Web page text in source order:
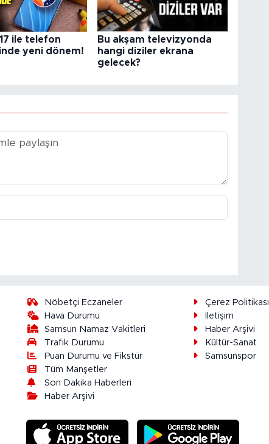
ile telefon
yeni dönem!
Bu akşam televizyonda
hangi diziler ekrana
gelecek?
Nöbetçi Eczaneler
Hava Durumu
Samsun Namaz Vakitleri
Trafik Durumu
Puan Durumu ve Fikstür
Tüm Manşetler
Son Dakika Haberleri
Haber Arşivi
Çerez Politikası
İletişim
Haber Arşivi
Kültür-Sanat
Samsunspor